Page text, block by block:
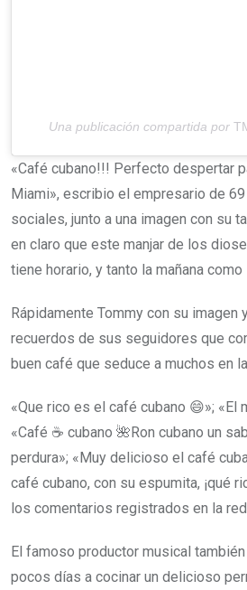
Una publicación compartida por
«Café cubano!!! Perfecto despertar
Miami», escribio el empresario de
sociales, junto a una imagen con su
en claro que este manjar de los
tiene horario, y tanto la mañana como
Rápidamente Tommy con su imagen
recuerdos de sus seguidores que
buen café que seduce a muchos en
«Que rico es el café cubano 😄»; «El
«Café ☕️ cubano 🌺Ron cubano un
perdura»; «Muy delicioso el café
café cubano, con su espumita, ¡qué
los comentarios registrados en la
El famoso productor musical
pocos días a cocinar un delicioso